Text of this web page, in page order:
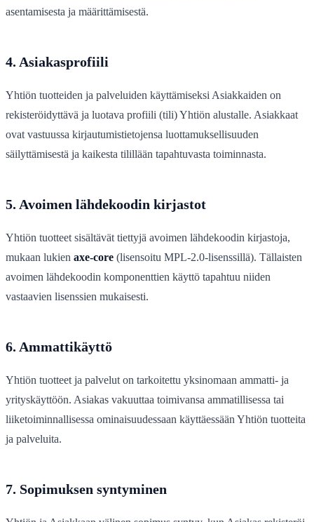
asentamisesta ja määrittämisestä.
4. Asiakasprofiili
Yhtiön tuotteiden ja palveluiden käyttämiseksi Asiakkaiden on
rekisteröidyttävä ja luotava profiili (tili) Yhtiön alustalle. Asiakkaat
ovat vastuussa kirjautumistietojensa luottamuksellisuuden
säilyttämisestä ja kaikesta tilillään tapahtuvasta toiminnasta.
5. Avoimen lähdekoodin kirjastot
Yhtiön tuotteet sisältävät tiettyjä avoimen lähdekoodin kirjastoja,
mukaan lukien axe-core (lisensoitu MPL-2.0-lisenssillä). Tällaisten
avoimen lähdekoodin komponenttien käyttö tapahtuu niiden
vastaavien lisenssien mukaisesti.
6. Ammattikäyttö
Yhtiön tuotteet ja palvelut on tarkoitettu yksinomaan ammatti- ja
yrityskäyttöön. Asiakas vakuuttaa toimivansa ammatillisessa tai
liiketoiminnallisessa ominaisuudessaan käyttäessään Yhtiön tuotteita
ja palveluita.
7. Sopimuksen syntyminen